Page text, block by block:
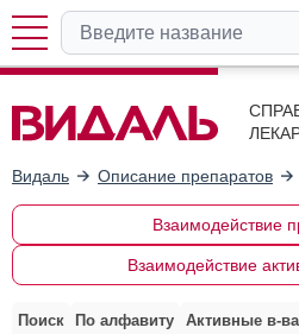
Видаль Описание препаратов
Взаимодействие
Взаимодействие
Поиск По алфавиту Активные в-ва